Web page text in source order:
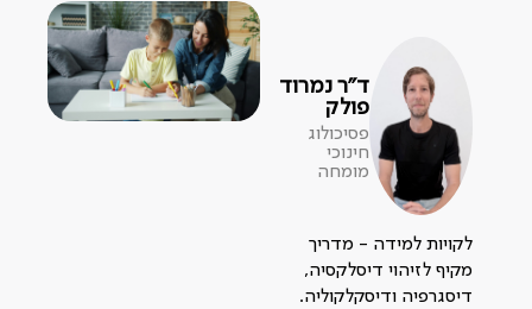
ד"ר נמרוד
פולק
פסיכולוג
חינוכי
מומחה
לקויות למידה - מדריך
מקיף לזיהוי דיסלקסיה,
דיסגרפיה ודיסקלקוליה.